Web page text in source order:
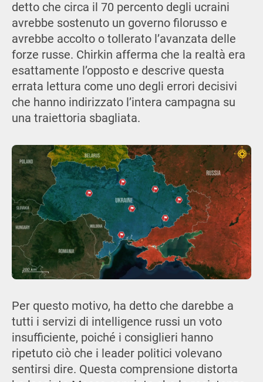
detto che circa il 70 percento degli ucraini
avrebbe sostenuto un governo filorusso e
avrebbe accolto o tollerato l’avanzata delle
forze russe. Chirkin afferma che la realtà era
esattamente l’opposto e descrive questa
errata lettura come uno degli errori decisivi
che hanno indirizzato l’intera campagna su
una traiettoria sbagliata.
Per questo motivo, ha detto che darebbe a
tutti i servizi di intelligence russi un voto
insufficiente, poiché i consiglieri hanno
ripetuto ciò che i leader politici volevano
sentirsi dire. Questa comprensione distorta